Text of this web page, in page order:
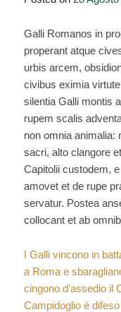
Galli Romanos in
properant atque
urbis arcem,
civibus eximia
silentia Galli montis
rupem scalis
non omnia animalia:
sacri, alto clangore
Capitolii custodem,
amovet et de rupe
servatur. Postea
collocant et ab
I Galli vincono in
a Roma e
cingono d’assedio il
Campidoglio è